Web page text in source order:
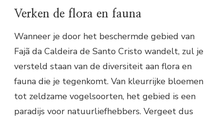
Verken de flora en fauna
Wanneer je door het beschermde gebied van
Fajã da Caldeira de Santo Cristo wandelt, zul je
versteld staan van de diversiteit aan flora en
fauna die je tegenkomt. Van kleurrijke bloemen
tot zeldzame vogelsoorten, het gebied is een
paradijs voor natuurliefhebbers. Vergeet dus